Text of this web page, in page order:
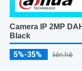
Camera IP 2MP
Black
5%-35% liên hệ